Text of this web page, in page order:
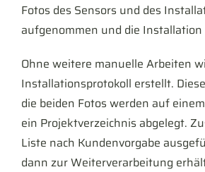
Fotos des Sensors und des
aufgenommen und die Installation
Ohne weitere manuelle Arbeiten
Installationsprotokoll erstellt.
die beiden Fotos werden auf
ein Projektverzeichnis abgelegt.
Liste nach Kundenvorgabe
dann zur Weiterverarbeitung